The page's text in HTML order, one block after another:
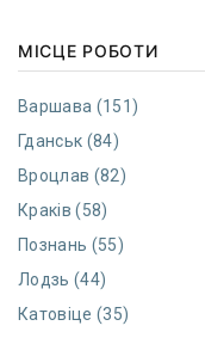
МІСЦЕ РОБОТИ
Варшава (151)
Гданcьк (84)
Вроцлав (82)
Краків (58)
Познань (55)
Лодзь (44)
Катовіце (35)